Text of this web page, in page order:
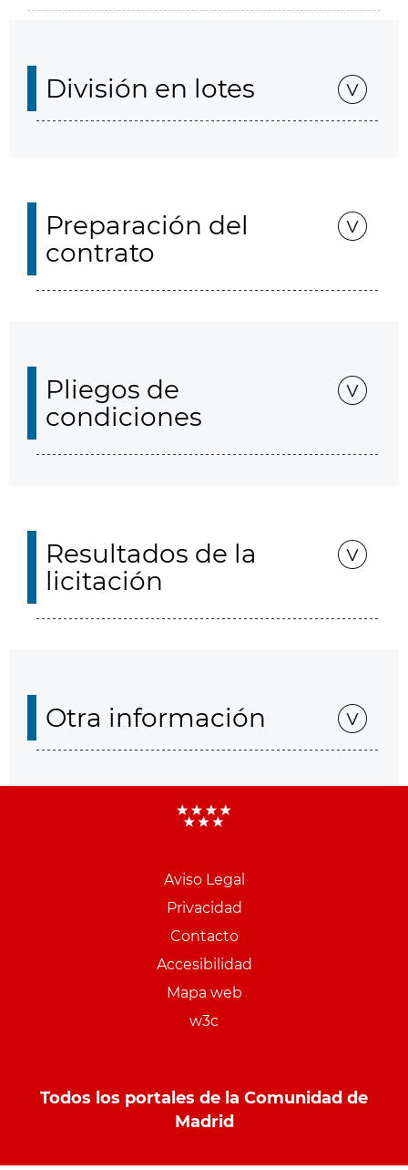
División en lotes
Preparación del
contrato
Pliegos de
condiciones
Resultados de la
licitación
Otra información
Aviso Legal
Privacidad
Contacto
Accesibilidad
Mapa web
w3c
Todos los portales de la Comunidad de
Madrid